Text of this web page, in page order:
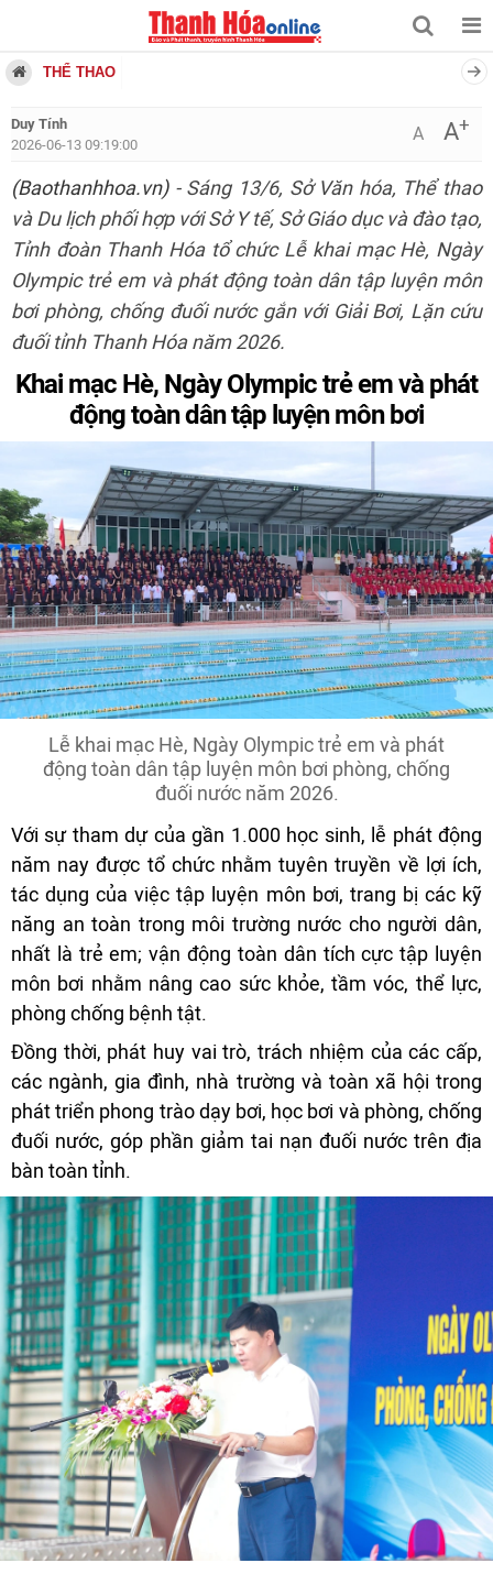
THỂ THAO
Duy Tính
2026-06-13 09:19:00
A A+
(Baothanhhoa.vn)- Sáng 13/6, Sở Văn hóa, Thể thao
và Du lịch phối hợp với Sở Y tế, Sở Giáo dục và đào tạo,
Tỉnh đoàn Thanh Hóa tổ chức Lễ khai mạc Hè, Ngày
Olympic trẻ em và phát động toàn dân tập luyện môn
bơi phòng, chống đuối nước gắn với Giải Bơi, Lặn cứu
đuối tỉnh Thanh Hóa năm 2026.
Khai mạc Hè, Ngày Olympic trẻ em và phát
động toàn dân tập luyện môn bơi
Lễ khai mạc Hè, Ngày Olympic trẻ em và phát
động toàn dân tập luyện môn bơi phòng, chống
đuối nước năm 2026.
Với sự tham dự của gần 1.000 học sinh, lễ phát động
năm nay được tổ chức nhằm tuyên truyền về lợi ích,
tác dụng của việc tập luyện môn bơi, trang bị các kỹ
năng an toàn trong môi trường nước cho người dân,
nhất là trẻ em; vận động toàn dân tích cực tập luyện
môn bơi nhằm nâng cao sức khỏe, tầm vóc, thể lực,
phòng chống bệnh tật.
Đồng thời, phát huy vai trò, trách nhiệm của các cấp,
các ngành, gia đình, nhà trường và toàn xã hội trong
phát triển phong trào dạy bơi, học bơi và phòng, chống
đuối nước, góp phần giảm tai nạn đuối nước trên địa
bàn toàn tỉnh.